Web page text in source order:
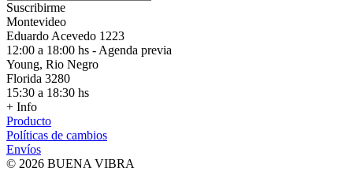
Suscribirme
Montevideo
Eduardo Acevedo 1223
12:00 a 18:00 hs - Agenda previa
Young, Rio Negro
Florida 3280
15:30 a 18:30 hs
+ Info
Producto
Políticas de cambios
Envíos
© 2026 BUENA VIBRA